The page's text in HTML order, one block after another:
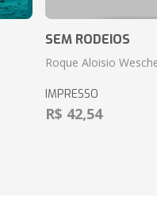
SEM RODEIOS
Roque Aloisio
IMPRESSO
R$ 42,54